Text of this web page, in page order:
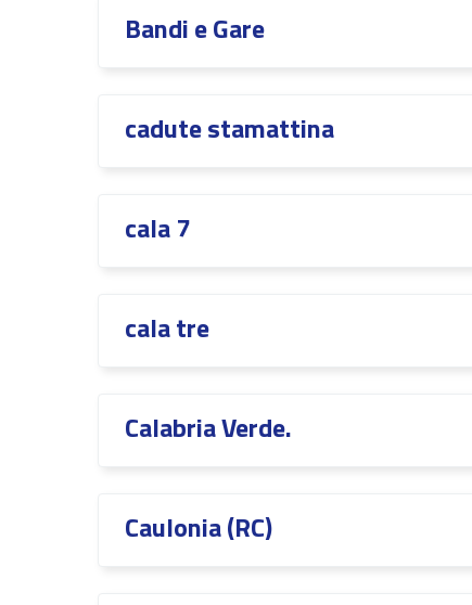
Bandi e Gare
cadute stamattina
cala 7
cala tre
Calabria Verde.
Caulonia (RC)